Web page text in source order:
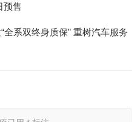
预售
全系双终身质保” 重树汽车服务